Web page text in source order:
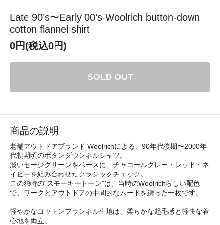
Late 90’s〜Early 00’s Woolrich button-down
cotton flannel shirt
0円(税込0円)
SOLD OUT
商品の説明
老舗アウトドアブランド Woolrichによる、90年代後期〜2000年
代初期頃のボタンダウンネルシャツ。
淡いセージグリーンをベースに、チャコールグレー・レッド・ネ
イビーを組み合わせたクラシックチェック。
この独特の“スモーキートーン”は、当時のWoolrichらしい配色
で、ワークとアウトドアの中間的なムードを纏った一枚です。
軽やかなコットンフランネル生地は、柔らかな起毛感と軽快な着
心地を両立。